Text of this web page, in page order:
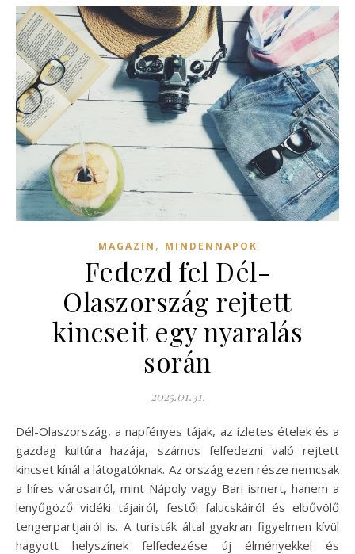
MAGAZIN , MINDENNAPOK
Fedezd fel Dél-
Olaszország rejtett
kincseit egy nyaralás
során
2025.01.31.
Dél-Olaszország, a napfényes tájak, az ízletes ételek és a
gazdag kultúra hazája, számos felfedezni való rejtett
kincset kínál a látogatóknak. Az ország ezen része nemcsak
a híres városairól, mint Nápoly vagy Bari ismert, hanem a
lenyűgöző vidéki tájairól, festői falucskáiról és elbűvölő
tengerpartjairól is. A turisták által gyakran figyelmen kívül
hagyott helyszínek felfedezése új élményekkel és